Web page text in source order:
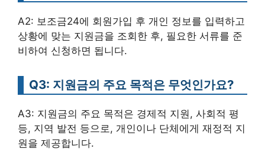
A2: 보조금24에 회원가입 후 개인 정보를 입력하고
상황에 맞는 지원금을 조회한 후, 필요한 서류를 준
비하여 신청하면 됩니다.
Q3: 지원금의 주요 목적은 무엇인가요?
A3: 지원금의 주요 목적은 경제적 지원, 사회적 평
등, 지역 발전 등으로, 개인이나 단체에게 재정적 지
원을 제공합니다.